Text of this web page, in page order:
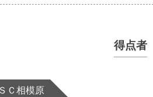
得点者
Ｃ相模原